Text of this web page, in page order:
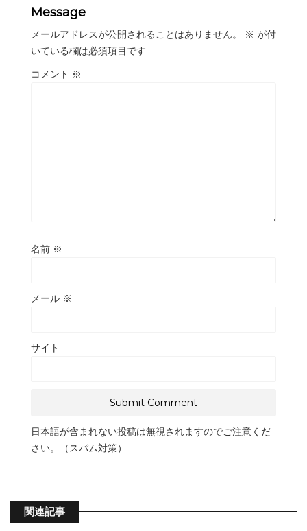
Message
メールアドレスが公開されることはありません。 ※ が付
いている欄は必須項目です
コメント ※
名前 ※
メール ※
サイト
日本語が含まれない投稿は無視されますのでご注意くだ
さい。（スパム対策）
関連記事